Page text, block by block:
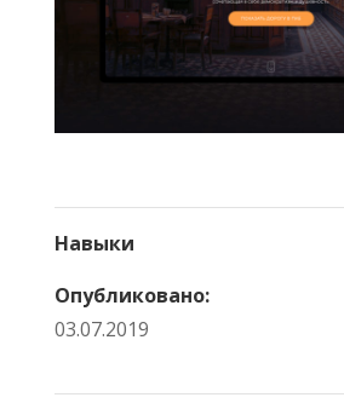
Навыки
Опубликовано:
03.07.2019